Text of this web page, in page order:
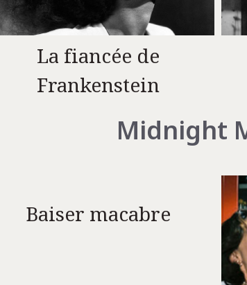
La fiancée de
Frankenstein
Midnight
Baiser macabre